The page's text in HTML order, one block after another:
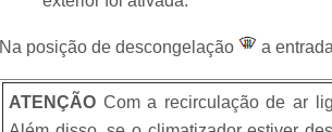
Na posição de descongelação a
ATENÇÃO Com a recirculação de ar